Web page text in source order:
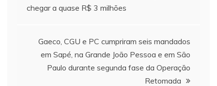
chegar a quase R$ 3 milhões
Gaeco, CGU e PC cumpriram seis mandados
em Sapé, na Grande João Pessoa e em São
Paulo durante segunda fase da Operação
Retomada